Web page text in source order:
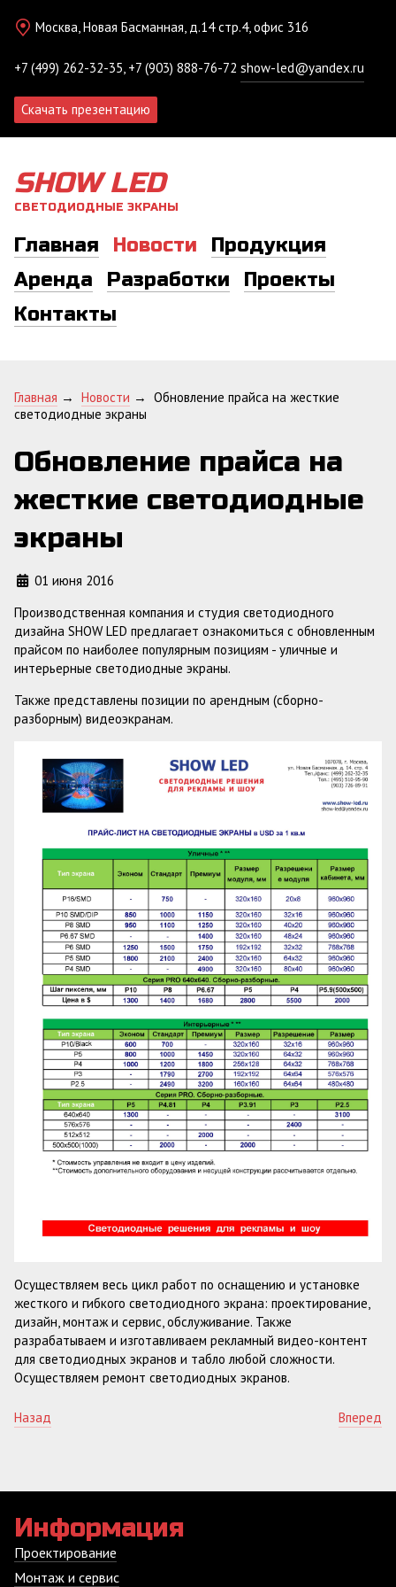
Москва, Новая Басманная, д.14 стр.4, офис 316
+7 (499) 262-32-35, +7 (903) 888-76-72 show-led@yandex.ru
Скачать презентацию
SHOW LED
СВЕТОДИОДНЫЕ ЭКРАНЫ
Главная Новости
Продукция
Аренда
Разработки
Проекты
Контакты
Главная → Новости → Обновление прайса на жесткие
светодиодные экраны
Обновление прайса на
жесткие светодиодные
экраны
01 июня 2016
Производственная компания и студия светодиодного
дизайна SHOW LED предлагает ознакомиться с обновленным
прайсом по наиболее популярным позициям - уличные и
интерьерные светодиодные экраны.
Также представлены позиции по арендным (сборно-
разборным) видеоэкранам.
Осуществляем весь цикл работ по оснащению и установке
жесткого и гибкого светодиодного экрана: проектирование,
дизайн, монтаж и сервис, обслуживание. Также
разрабатываем и изготавливаем рекламный видео-контент
для светодиодных экранов и табло любой сложности.
Осуществляем ремонт светодиодных экранов.
Назад Вперед
Информация
Проектирование
Монтаж и сервис